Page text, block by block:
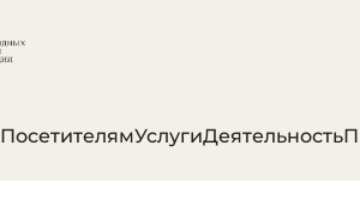
ПосетителямУслугиДеятельность